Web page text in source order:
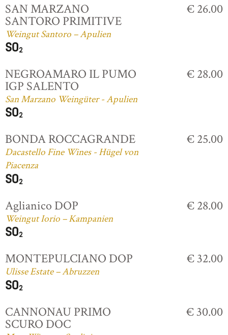
SAN MARZANO
SANTORO PRIMITIVE
Weingut Santoro – Apulien
€ 26.00
NEGROAMARO IL PUMO
IGP SALENTO
San Marzano Weingüter - Apulien
€ 28.00
BONDA ROCCAGRANDE
Dacastello Fine Wines - Hügel von
Piacenza
€ 25.00
Aglianico DOP
Weingut Iorio – Kampanien
€ 28.00
MONTEPULCIANO DOP
Ulisse Estate – Abruzzen
€ 32.00
CANNONAU PRIMO
SCURO DOC
€ 30.00